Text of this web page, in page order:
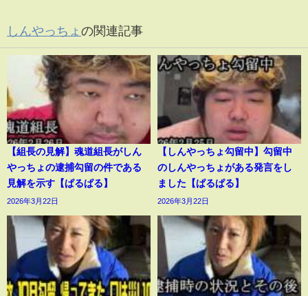
しんやっちょ の関連記事
【組長の見解】魂道組長がしん
やっちょの逮捕勾留の件である
見解を示す【ぱるぱる】
2026年3月22日
【しんやっちょ勾留中】勾留中
のしんやっちょがある発言をし
ました【ぱるぱる】
2026年3月22日